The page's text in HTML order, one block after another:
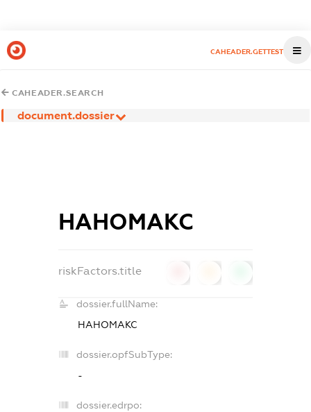
CAHEADER.GETTEST
CAHEADER.SEARCH
document.dossier
НАНОМАКС
riskFactors.title
dossier.fullName:
НАНОМАКС
dossier.opfSubType:
-
dossier.edrpo: